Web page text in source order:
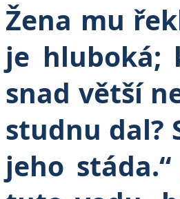
Žena mu
je hluboká;
snad větší
studnu dal?
jeho stáda.“